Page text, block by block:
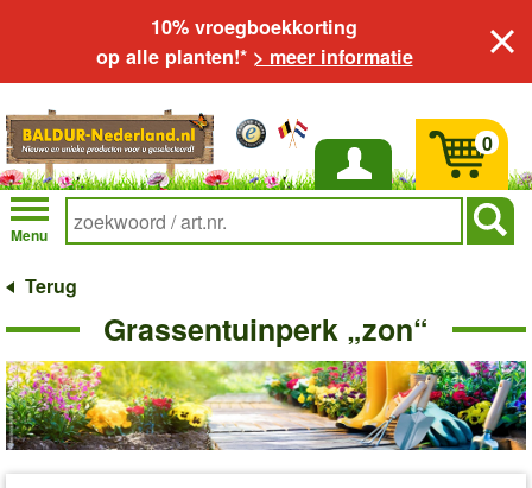
10% vroegboekkorting
op alle planten!* > meer informatie
Inloggen
Menu
0
Terug
Grassentuinperk „zon“